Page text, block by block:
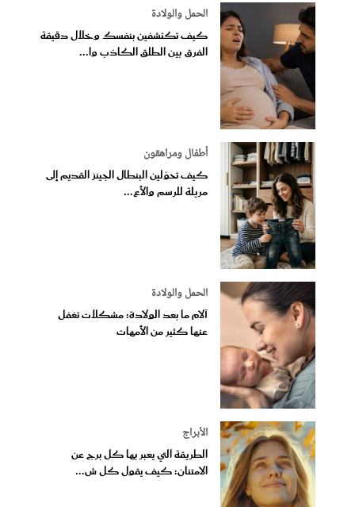
الحمل والولادة
كيف تكتشفين بنفسك وخلال دقيقة
الفرق بين الطلق الكاذب وا...
أطفال ومراهقون
كيف تحوّلين البنطال الجينز القديم إلى
مريلة للرسم والأع...
الحمل والولادة
آلام ما بعد الولادة: مشكلات تغفل
عنها كثير من الأمهات
الأبراج
الطريقة التي يعبر بها كل برج عن
الامتنان: كيف يقول كل ش...